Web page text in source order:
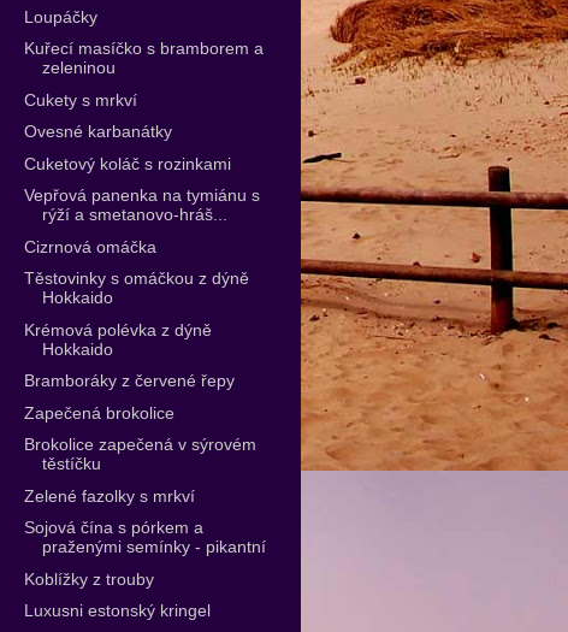
Loupáčky
Kuřecí masíčko s bramborem a
zeleninou
Cukety s mrkví
Ovesné karbanátky
Cuketový koláč s rozinkami
Vepřová panenka na tymiánu s
rýží a smetanovo-hráš...
Cizrnová omáčka
Těstovinky s omáčkou z dýně
Hokkaido
Krémová polévka z dýně
Hokkaido
Bramboráky z červené řepy
Zapečená brokolice
Brokolice zapečená v sýrovém
těstíčku
Zelené fazolky s mrkví
Sojová čína s pórkem a
praženými semínky - pikantní
Koblížky z trouby
Luxusni estonský kringel